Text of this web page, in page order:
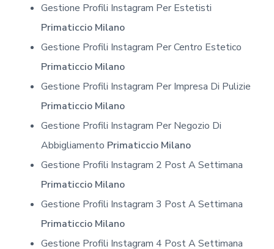
Gestione Profili Instagram Per Estetisti
Primaticcio Milano
Gestione Profili Instagram Per Centro Estetico
Primaticcio Milano
Gestione Profili Instagram Per Impresa Di Pulizie
Primaticcio Milano
Gestione Profili Instagram Per Negozio Di
Abbigliamento Primaticcio Milano
Gestione Profili Instagram 2 Post A Settimana
Primaticcio Milano
Gestione Profili Instagram 3 Post A Settimana
Primaticcio Milano
Gestione Profili Instagram 4 Post A Settimana